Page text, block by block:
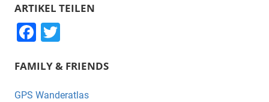
ARTIKEL TEILEN
F
c
e
tt
er
FAMILY & FRIENDS
GPS Wanderatlas